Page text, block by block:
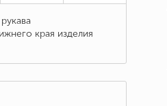
края изделия